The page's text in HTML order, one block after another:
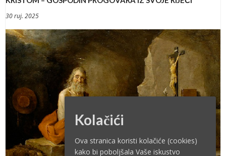
30 ruj. 2025
Kolačići
Ova stranica koristi kolačiće (cookies)
kako bi poboljšala Vaše iskustvo